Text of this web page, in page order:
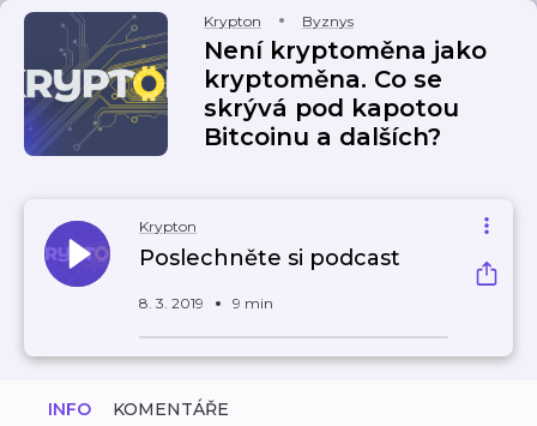
Krypton Byznys
Není kryptoměna jako
kryptoměna. Co se
skrývá pod kapotou
Bitcoinu a dalších?
Krypton
Poslechněte si podcast
8. 3. 2019 9 min
INFO KOMENTÁŘE